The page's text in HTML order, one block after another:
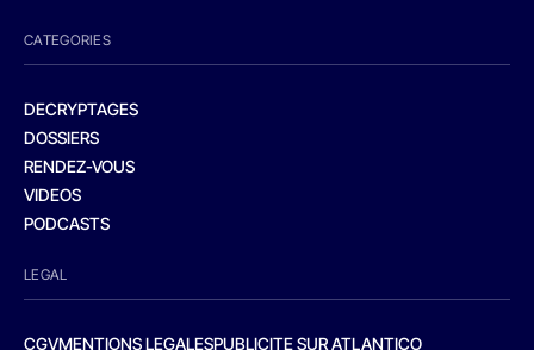
CATEGORIES
DECRYPTAGES
DOSSIERS
RENDEZ-VOUS
VIDEOS
PODCASTS
LEGAL
CGVMENTIONS LEGALESPUBLICITE SUR ATLANTICO